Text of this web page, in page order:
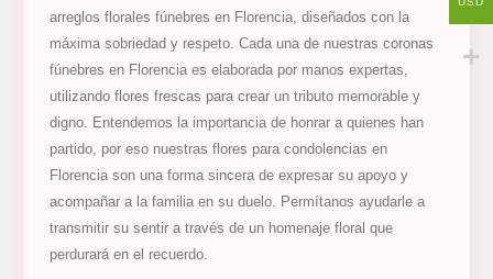
arreglos florales fúnebres en Florencia, diseñados con la
máxima sobriedad y respeto. Cada una de nuestras coronas
fúnebres en Florencia es elaborada por manos expertas,
utilizando flores frescas para crear un tributo memorable y
digno. Entendemos la importancia de honrar a quienes han
partido, por eso nuestras flores para condolencias en
Florencia son una forma sincera de expresar su apoyo y
acompañar a la familia en su duelo. Permítanos ayudarle a
transmitir su sentir a través de un homenaje floral que
perdurará en el recuerdo.